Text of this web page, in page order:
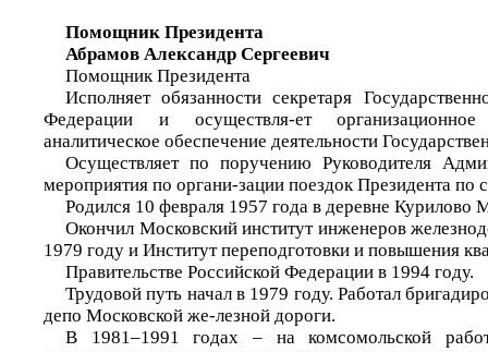
Помощник Президента
Абрамов Александр Сергеевич
Помощник Президента
Исполняет обязанности секретаря
Федерации и осуществля-ет
аналитическое обеспечение деятельности
Осуществляет по поручению Руководителя
мероприятия по органи-зации поездок Президента по
Родился 10 февраля 1957 года в деревне Курилово
Окончил Московский институт инженеров
1979 году и Институт переподготовки и повышения
Правительстве Российской Федерации в 1994 году.
Трудовой путь начал в 1979 году. Работал
депо Московской же-лезной дороги.
В 1981–1991 годах – на комсомольской